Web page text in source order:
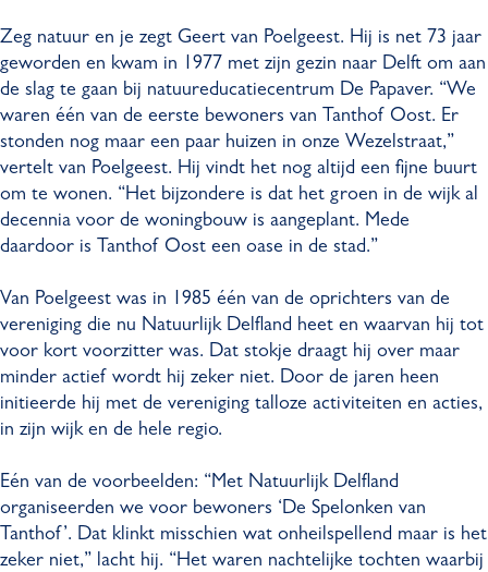
Zeg natuur en je zegt Geert van Poelgeest. Hij is net 73 jaar
geworden en kwam in 1977 met zijn gezin naar Delft om aan
de slag te gaan bij natuureducatiecentrum De Papaver. “We
waren één van de eerste bewoners van Tanthof Oost. Er
stonden nog maar een paar huizen in onze Wezelstraat,”
vertelt van Poelgeest. Hij vindt het nog altijd een fijne buurt
om te wonen. “Het bijzondere is dat het groen in de wijk al
decennia voor de woningbouw is aangeplant. Mede
daardoor is Tanthof Oost een oase in de stad.”
Van Poelgeest was in 1985 één van de oprichters van de
vereniging die nu Natuurlijk Delfland heet en waarvan hij tot
voor kort voorzitter was. Dat stokje draagt hij over maar
minder actief wordt hij zeker niet. Door de jaren heen
initieerde hij met de vereniging talloze activiteiten en acties,
in zijn wijk en de hele regio.
Eén van de voorbeelden: “Met Natuurlijk Delfland
organiseerden we voor bewoners ‘De Spelonken van
Tanthof’. Dat klinkt misschien wat onheilspellend maar is het
zeker niet,” lacht hij. “Het waren nachtelijke tochten waarbij